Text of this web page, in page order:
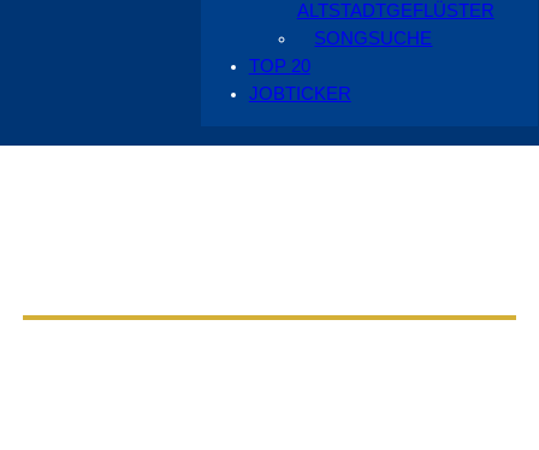
ALTSTADTGEFLÜSTER
SONGSUCHE
TOP 20
JOBTICKER